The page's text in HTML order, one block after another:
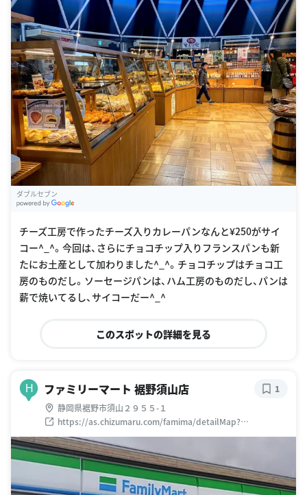
ダブルセブン
チーズ工房で作ったチーズ入りカレーパンなんと¥250がサイ
コー^_^。今回は、さらにチョコチップ入りフランスパンも新
たにお土産として加わりました^_^。チョコチップはチョコ工
房のものだし。ソーセージパンは、ハム工房のものだし、パンは
薪で焼いてるし、サイコーだー^_^
このスポットの詳細を見る
H ファミリーマート 裾野須山店
静岡県裾野市須山２９５５-１
https://as.chizumaru.com/famima/detailMap?
account=famima&accmd=0&bid=57773
1